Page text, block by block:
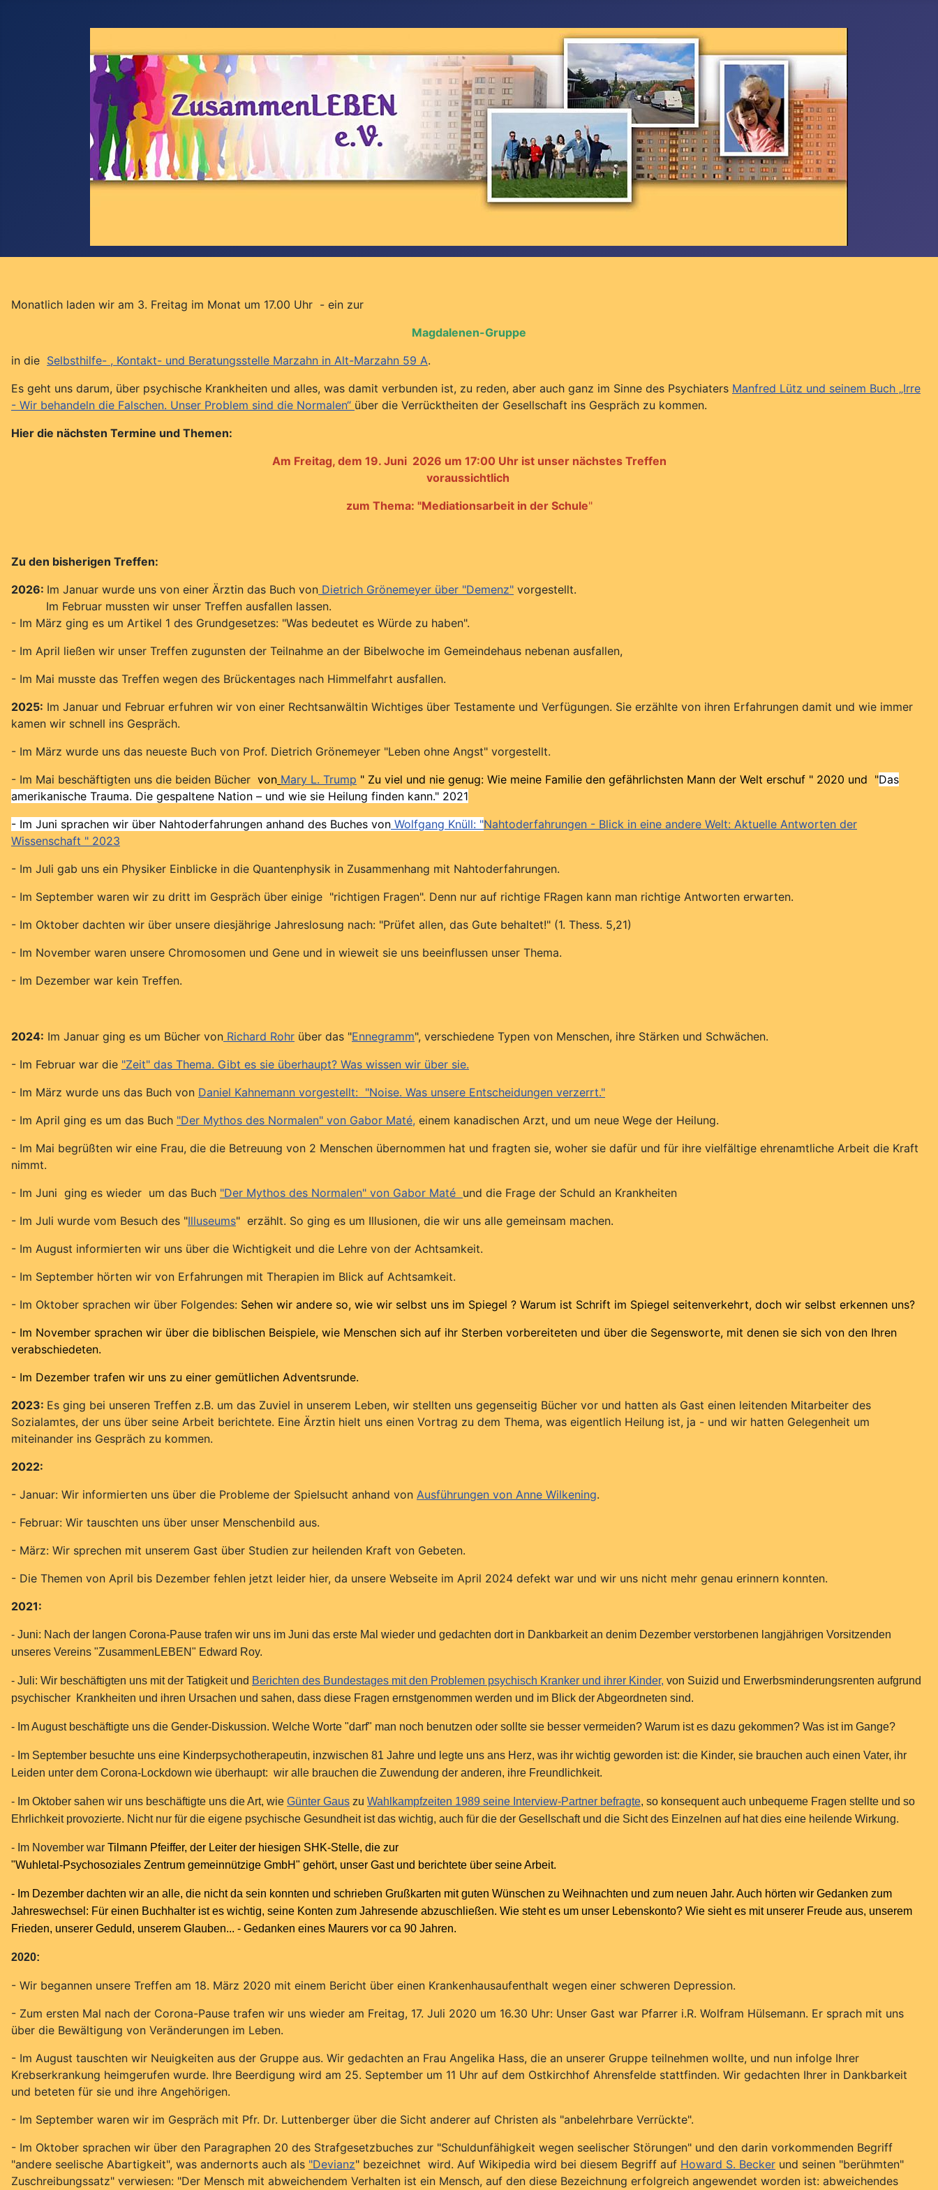
Monatlich laden wir am 3. Freitag im Monat um 17.00 Uhr - ein zur
Magdalenen-Gruppe
in die Selbsthilfe- , Kontakt- und Beratungsstelle Marzahn in Alt-Marzahn 59 A.
Es geht uns darum, über psychische Krankheiten und alles, was damit verbunden ist, zu reden, aber auch ganz im Sinne des Psychiaters Manfred Lütz und seinem Buch „Irre
- Wir behandeln die Falschen. Unser Problem sind die Normalen“ über die Verrücktheiten der Gesellschaft ins Gespräch zu kommen.
Hier die nächsten Termine und Themen:
Am Freitag, dem 19. Juni 2026 um 17:00 Uhr ist unser nächstes Treffen
voraussichtlich
zum Thema: "Mediationsarbeit in der Schule"
Zu den bisherigen Treffen:
2026: Im Januar wurde uns von einer Ärztin das Buch von Dietrich Grönemeyer über "Demenz" vorgestellt.
Im Februar mussten wir unser Treffen ausfallen lassen.
- Im März ging es um Artikel 1 des Grundgesetzes: "Was bedeutet es Würde zu haben".
- Im April ließen wir unser Treffen zugunsten der Teilnahme an der Bibelwoche im Gemeindehaus nebenan ausfallen,
- Im Mai musste das Treffen wegen des Brückentages nach Himmelfahrt ausfallen.
2025: Im Januar und Februar erfuhren wir von einer Rechtsanwältin Wichtiges über Testamente und Verfügungen. Sie erzählte von ihren Erfahrungen damit und wie immer
kamen wir schnell ins Gespräch.
- Im März wurde uns das neueste Buch von Prof. Dietrich Grönemeyer "Leben ohne Angst" vorgestellt.
- Im Mai beschäftigten uns die beiden Bücher von Mary L. Trump " Zu viel und nie genug: Wie meine Familie den gefährlichsten Mann der Welt erschuf " 2020 und "Das
amerikanische Trauma. Die gespaltene Nation – und wie sie Heilung finden kann." 2021
- Im Juni sprachen wir über Nahtoderfahrungen anhand des Buches von Wolfgang Knüll: "Nahtoderfahrungen - Blick in eine andere Welt: Aktuelle Antworten der
Wissenschaft " 2023
- Im Juli gab uns ein Physiker Einblicke in die Quantenphysik in Zusammenhang mit Nahtoderfahrungen.
- Im September waren wir zu dritt im Gespräch über einige "richtigen Fragen". Denn nur auf richtige FRagen kann man richtige Antworten erwarten.
- Im Oktober dachten wir über unsere diesjährige Jahreslosung nach: "Prüfet allen, das Gute behaltet!" (1. Thess. 5,21)
- Im November waren unsere Chromosomen und Gene und in wieweit sie uns beeinflussen unser Thema.
- Im Dezember war kein Treffen.
2024: Im Januar ging es um Bücher von Richard Rohr über das "Ennegramm", verschiedene Typen von Menschen, ihre Stärken und Schwächen.
- Im Februar war die "Zeit" das Thema. Gibt es sie überhaupt? Was wissen wir über sie.
- Im März wurde uns das Buch von Daniel Kahnemann vorgestellt: "Noise. Was unsere Entscheidungen verzerrt."
- Im April ging es um das Buch "Der Mythos des Normalen" von Gabor Maté, einem kanadischen Arzt, und um neue Wege der Heilung.
- Im Mai begrüßten wir eine Frau, die die Betreuung von 2 Menschen übernommen hat und fragten sie, woher sie dafür und für ihre vielfältige ehrenamtliche Arbeit die Kraft
nimmt.
- Im Juni ging es wieder um das Buch "Der Mythos des Normalen" von Gabor Maté und die Frage der Schuld an Krankheiten
- Im Juli wurde vom Besuch des "Illuseums" erzählt. So ging es um Illusionen, die wir uns alle gemeinsam machen.
- Im August informierten wir uns über die Wichtigkeit und die Lehre von der Achtsamkeit.
- Im September hörten wir von Erfahrungen mit Therapien im Blick auf Achtsamkeit.
- Im Oktober sprachen wir über Folgendes: Sehen wir andere so, wie wir selbst uns im Spiegel ? Warum ist Schrift im Spiegel seitenverkehrt, doch wir selbst erkennen uns?
- Im November sprachen wir über die biblischen Beispiele, wie Menschen sich auf ihr Sterben vorbereiteten und über die Segensworte, mit denen sie sich von den Ihren
verabschiedeten.
- Im Dezember trafen wir uns zu einer gemütlichen Adventsrunde.
2023: Es ging bei unseren Treffen z.B. um das Zuviel in unserem Leben, wir stellten uns gegenseitig Bücher vor und hatten als Gast einen leitenden Mitarbeiter des
Sozialamtes, der uns über seine Arbeit berichtete. Eine Ärztin hielt uns einen Vortrag zu dem Thema, was eigentlich Heilung ist, ja - und wir hatten Gelegenheit um
miteinander ins Gespräch zu kommen.
2022:
- Januar: Wir informierten uns über die Probleme der Spielsucht anhand von Ausführungen von Anne Wilkening.
- Februar: Wir tauschten uns über unser Menschenbild aus.
- März: Wir sprechen mit unserem Gast über Studien zur heilenden Kraft von Gebeten.
- Die Themen von April bis Dezember fehlen jetzt leider hier, da unsere Webseite im April 2024 defekt war und wir uns nicht mehr genau erinnern konnten.
2021:
- Juni: Nach der langen Corona-Pause trafen wir uns im Juni das erste Mal wieder und gedachten dort in Dankbarkeit an denim Dezember verstorbenen langjährigen Vorsitzenden
unseres Vereins "ZusammenLEBEN" Edward Roy.
- Juli: Wir beschäftigten uns mit der Tatigkeit und Berichten des Bundestages mit den Problemen psychisch Kranker und ihrer Kinder, von Suizid und Erwerbsminderungsrenten aufgrund
psychischer Krankheiten und ihren Ursachen und sahen, dass diese Fragen ernstgenommen werden und im Blick der Abgeordneten sind.
- Im August beschäftigte uns die Gender-Diskussion. Welche Worte "darf" man noch benutzen oder sollte sie besser vermeiden? Warum ist es dazu gekommen? Was ist im Gange?
- Im September besuchte uns eine Kinderpsychotherapeutin, inzwischen 81 Jahre und legte uns ans Herz, was ihr wichtig geworden ist: die Kinder, sie brauchen auch einen Vater, ihr
Leiden unter dem Corona-Lockdown wie überhaupt: wir alle brauchen die Zuwendung der anderen, ihre Freundlichkeit.
- Im Oktober sahen wir uns beschäftigte uns die Art, wie Günter Gaus zu Wahlkampfzeiten 1989 seine Interview-Partner befragte, so konsequent auch unbequeme Fragen stellte und so
Ehrlichkeit provozierte. Nicht nur für die eigene psychische Gesundheit ist das wichtig, auch für die der Gesellschaft und die Sicht des Einzelnen auf hat dies eine heilende Wirkung.
- Im November war Tilmann Pfeiffer, der Leiter der hiesigen SHK-Stelle, die zur
"Wuhletal-Psychosoziales Zentrum gemeinnützige GmbH" gehört, unser Gast und berichtete über seine Arbeit.
- Im Dezember dachten wir an alle, die nicht da sein konnten und schrieben Grußkarten mit guten Wünschen zu Weihnachten und zum neuen Jahr. Auch hörten wir Gedanken zum
Jahreswechsel: Für einen Buchhalter ist es wichtig, seine Konten zum Jahresende abzuschließen. Wie steht es um unser Lebenskonto? Wie sieht es mit unserer Freude aus, unserem
Frieden, unserer Geduld, unserem Glauben... - Gedanken eines Maurers vor ca 90 Jahren.
2020:
- Wir begannen unsere Treffen am 18. März 2020 mit einem Bericht über einen Krankenhausaufenthalt wegen einer schweren Depression.
- Zum ersten Mal nach der Corona-Pause trafen wir uns wieder am Freitag, 17. Juli 2020 um 16.30 Uhr: Unser Gast war Pfarrer i.R. Wolfram Hülsemann. Er sprach mit uns
über die Bewältigung von Veränderungen im Leben.
- Im August tauschten wir Neuigkeiten aus der Gruppe aus. Wir gedachten an Frau Angelika Hass, die an unserer Gruppe teilnehmen wollte, und nun infolge Ihrer
Krebserkrankung heimgerufen wurde. Ihre Beerdigung wird am 25. September um 11 Uhr auf dem Ostkirchhof Ahrensfelde stattfinden. Wir gedachten Ihrer in Dankbarkeit
und beteten für sie und ihre Angehörigen.
- Im September waren wir im Gespräch mit Pfr. Dr. Luttenberger über die Sicht anderer auf Christen als "anbelehrbare Verrückte".
- Im Oktober sprachen wir über den Paragraphen 20 des Strafgesetzbuches zur "Schuldunfähigkeit wegen seelischer Störungen" und den darin vorkommenden Begriff
"andere seelische Abartigkeit", was andernorts auch als "Devianz" bezeichnet wird. Auf Wikipedia wird bei diesem Begriff auf Howard S. Becker und seinen "berühmten"
Zuschreibungssatz" verwiesen: "Der Mensch mit abweichendem Verhalten ist ein Mensch, auf den diese Bezeichnung erfolgreich angewendet worden ist: abweichendes